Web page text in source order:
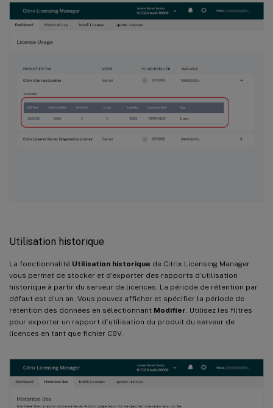
Utilisation historique
La fonctionnalité Utilisation historique de Citrix Licensing Manager
vous permet de stocker et d’exporter des rapports d’utilisation
historique à partir du serveur de licences. La période de rétention par
défaut est d’un an. Vous pouvez afficher et spécifier la période de
rétention des données en sélectionnant Modifier. Utilisez les filtres
pour exporter un rapport d’utilisation du produit du serveur de
licences en tant que fichier CSV.